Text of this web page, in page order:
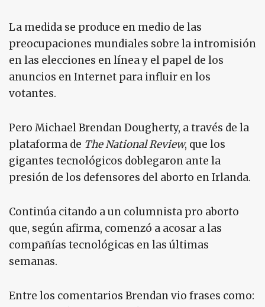
La medida se produce en medio de las
preocupaciones mundiales sobre la intromisión
en las elecciones en línea y el papel de los
anuncios en Internet para influir en los
votantes.
Pero Michael Brendan Dougherty, a través de la
plataforma de The National Review, que los
gigantes tecnológicos doblegaron ante la
presión de los defensores del aborto en Irlanda.
Continúa citando a un columnista pro aborto
que, según afirma, comenzó a acosar a las
compañías tecnológicas en las últimas
semanas.
Entre los comentarios Brendan vio frases como: